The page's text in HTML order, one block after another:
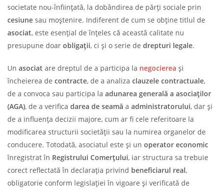
societate nou-înființată, la dobândirea de părți sociale prin
cesiune sau moștenire. Indiferent de cum se obține titlul de
asociat, este esențial de înțeles că această calitate nu
presupune doar obligații, ci și o serie de drepturi legale.
Un asociat are dreptul de a participa la negocierea și
încheierea de contracte, de a analiza clauzele contractuale,
de a convoca sau participa la adunarea generală a asociaților
(AGA), de a verifica darea de seamă a administratorului, dar și
de a influența decizii majore, cum ar fi cele referitoare la
modificarea structurii societății sau la numirea organelor de
conducere. Totodată, asociatul este și un operator economic
înregistrat în Registrului Comerțului, iar structura sa trebuie
corect reflectată în declarația privind beneficiarul real,
obligatorie conform legislației în vigoare și verificată de